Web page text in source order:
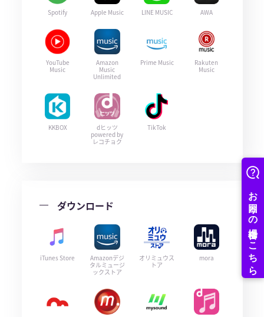
Spotify Apple Music LINE MUSIC AWA
YouTube
Music
Amazon
Music
Unlimited
Prime Music
Rakuten
Music
KKBOX
dヒッツ
powered by
レコチョク
TikTok
ダウンロード
iTunes Store
Amazonデジ
タルミュージ
ックストア
オリミュウス
トア
mora